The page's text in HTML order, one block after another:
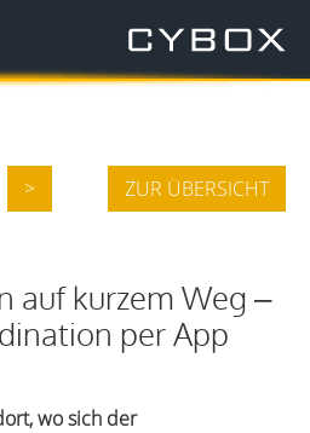
> ZUR ÜBERSICHT
auf kurzem Weg –
per App
wo sich der